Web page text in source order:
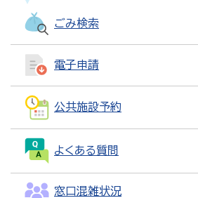
ごみ検索
電子申請
公共施設予約
よくある質問
窓口混雑状況